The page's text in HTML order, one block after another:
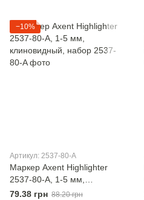
−10%
Артикул: 2537-80-A
Маркер Axent Highlighter
2537-80-A, 1-5 мм,
клиновидный, набор
79.38 грн 88.20 грн